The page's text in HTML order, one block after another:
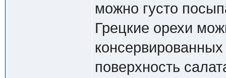
можно густо
Грецкие орехи
поверхность